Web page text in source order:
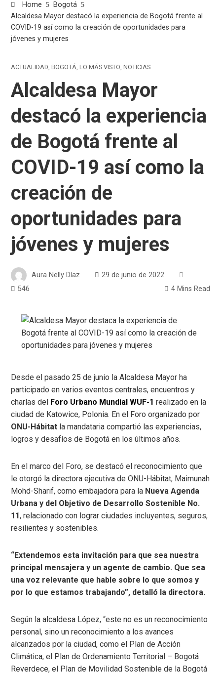
Home
Bogotá
Alcaldesa Mayor destacó la experiencia de Bogotá frente al
COVID-19 así como la creación de oportunidades para
jóvenes y mujeres
ACTUALIDAD,BOGOTÁ,LO MÁS VISTO,NOTICIAS
Alcaldesa Mayor
destacó la experiencia
de Bogotá frente al
COVID-19 así como la
creación de
oportunidades para
jóvenes y mujeres
Aura Nelly Díaz
29 de junio de 2022
546
4 Mins Read
Desde el pasado 25 de junio la Alcaldesa Mayor ha
participado en varios eventos centrales, encuentros y
charlas del Foro Urbano Mundial WUF-1 realizado en la
ciudad de Katowice, Polonia. En el Foro organizado por
ONU-Hábitat la mandataria compartió las experiencias,
logros y desafíos de Bogotá en los últimos años.
En el marco del Foro, se destacó el reconocimiento que
le otorgó la directora ejecutiva de ONU-Hábitat, Maimunah
Mohd-Sharif, como embajadora para la Nueva Agenda
Urbana y del Objetivo de Desarrollo Sostenible No.
11, relacionado con lograr ciudades incluyentes, seguros,
resilientes y sostenibles.
“Extendemos esta invitación para que sea nuestra
principal mensajera y un agente de cambio. Que sea
una voz relevante que hable sobre lo que somos y
por lo que estamos trabajando”, detalló la directora.
Según la alcaldesa López, “este no es un reconocimiento
personal, sino un reconocimiento a los avances
alcanzados por la ciudad, como el Plan de Acción
Climática, el Plan de Ordenamiento Territorial – Bogotá
Reverdece, el Plan de Movilidad Sostenible de la Bogotá